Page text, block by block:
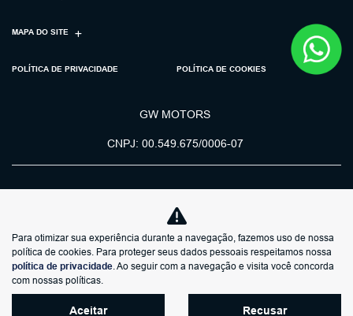
MAPA DO SITE
POLÍTICA DE PRIVACIDADE POLÍTICA DE COOKIES
GW MOTORS
CNPJ: 00.549.675/0006-07
No trânsito, enxergar o outro
salva vidas.
Para otimizar sua experiência durante a navegação, fazemos uso de nossa
política de cookies. Para proteger seus dados pessoais respeitamos nossa
política de privacidade. Ao seguir com a navegação e visita você concorda
com nossas políticas.
Aceitar Recusar